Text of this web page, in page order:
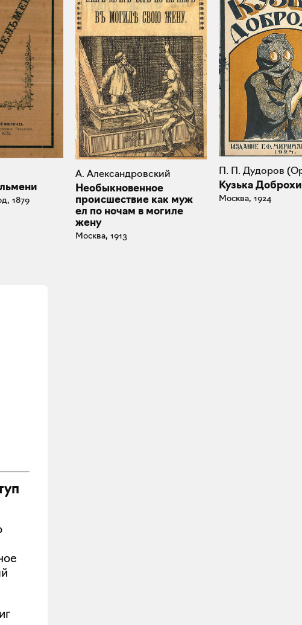
1879
А. Александровский
Необыкновенное
происшествие как муж
ел по ночам в могиле
жену
Москва, 1913
П. П. Дудоров
Кузька
Москва, 1924